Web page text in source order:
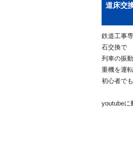
道床交
鉄道工事
石交換で
列車の振
重機を運
初心者で
youtubeに